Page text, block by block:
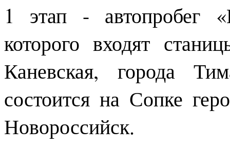
1 этап - автопробег
которого входят
Каневская, города
состоится на Сопке
Новороссийск.